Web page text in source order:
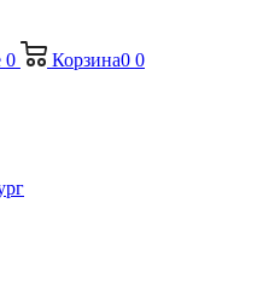
0 Корзина0 0